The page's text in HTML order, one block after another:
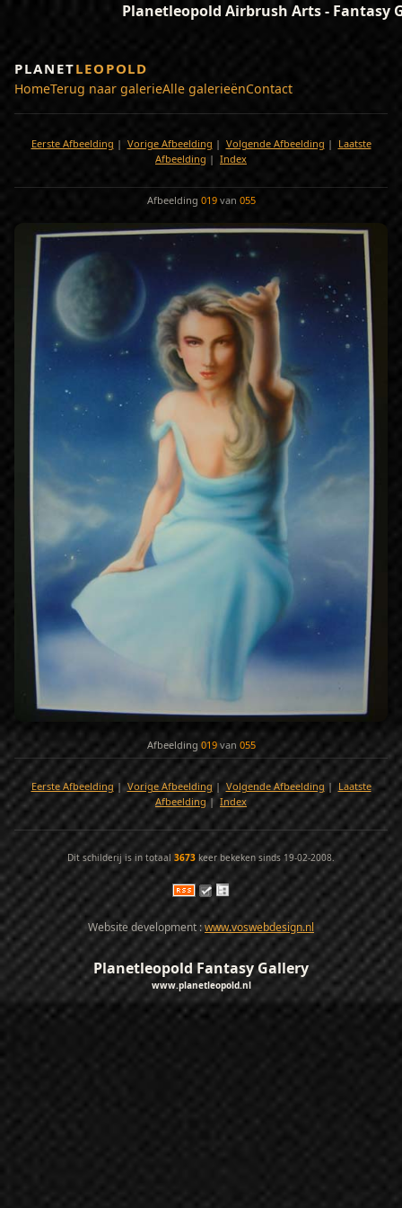
Planetleopold Airbrush Arts - Fantasy
PLANETLEOPOLD
HomeTerug naar galerieAlle galerieënContact
Eerste Afbeelding | Vorige Afbeelding | Volgende Afbeelding | Laatste
Afbeelding | Index
Afbeelding 019van 055
Afbeelding 019van 055
Eerste Afbeelding |Vorige Afbeelding|Volgende Afbeelding | Laatste
Afbeelding | Index
Dit schilderij is in totaal 3673 keer bekeken sinds 19-02-2008.
Website development :www.voswebdesign.nl
Planetleopold Fantasy Gallery
www.planetleopold.nl